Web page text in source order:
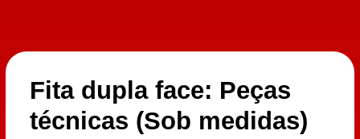
Fita dupla face: Peças
técnicas (Sob medidas)